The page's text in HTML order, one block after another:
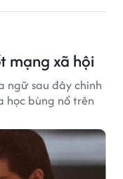
mạng xã hội
ngữ sau đây chinh
học bùng nổ trên